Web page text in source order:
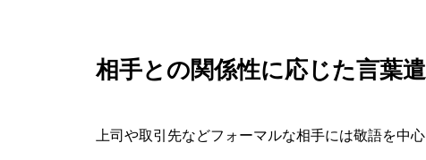
相手との関係性に応じた言葉
上司や取引先などフォーマルな相手には敬語を中